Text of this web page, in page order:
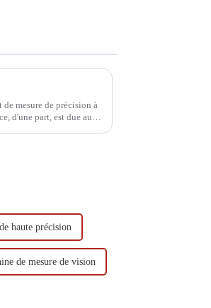
mesure de précision à
d'une part, est due aux
haute précision
de mesure de vision